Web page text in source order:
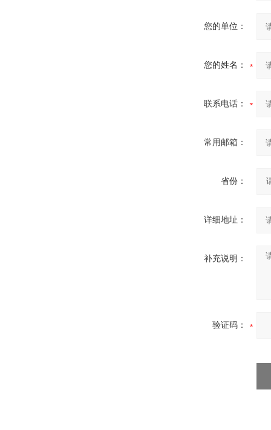
您的单位：
您的姓名：
联系电话：
常用邮箱：
省份：
详细地址：
补充说明：
验证码：